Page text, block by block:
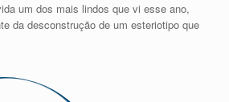
um dos mais lindos que vi esse ano,
da desconstrução de um esteriotipo que